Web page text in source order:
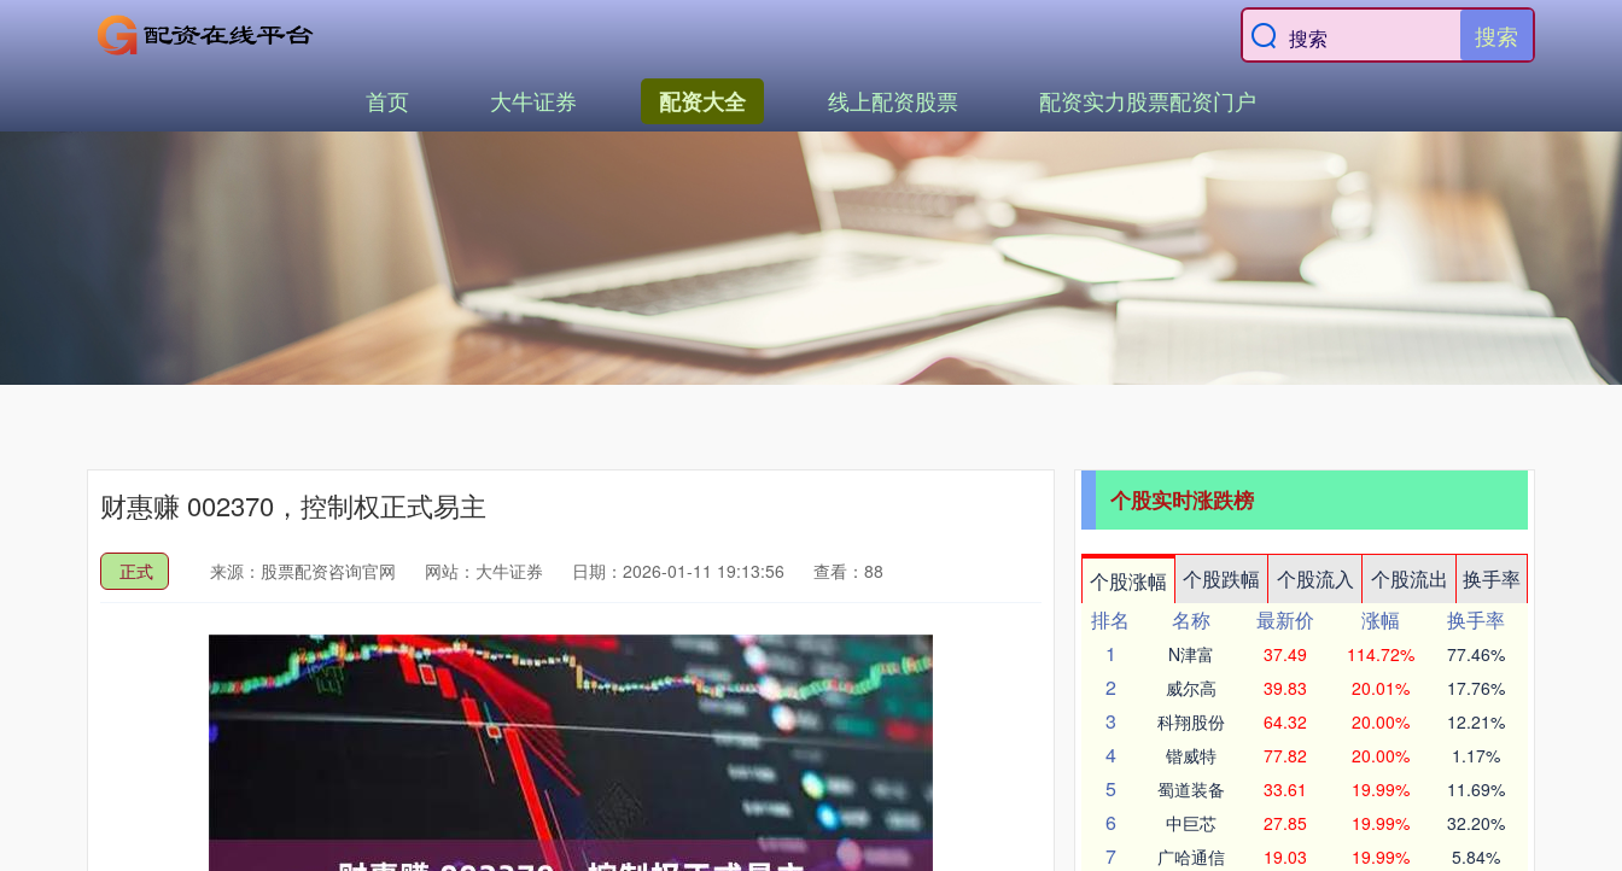
搜索
首页 大牛证券 配资大全 线上配资股票 配资实力股票配资门户
财惠赚 002370，控制权正式易主
正式 来源：股票配资咨询官网 网站：大牛证券 日期：2026-01-11 19:13:56 查看：88
个股实时涨跌榜
个股涨幅 个股跌幅 个股流入 个股流出
换手率
排名
名称 最新价 涨幅
换手率
1
N津富 37.49 114.72% 77.46%
2 威尔高 39.83 20.01% 17.76%
3 科翔股份 64.32 20.00% 12.21%
4 锴威特 77.82 20.00% 1.17%
5 蜀道装备 33.61 19.99% 11.69%
6 中巨芯 27.85 19.99% 32.20%
7 广哈通信 19.03 19.99% 5.84%